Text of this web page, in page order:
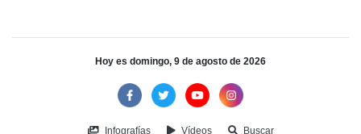
Hoy es domingo, 9 de agosto de 2026
Infografías Vídeos Buscar